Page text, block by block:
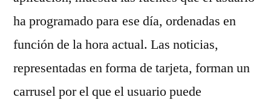
ha programado para ese día, ordenadas en
función de la hora actual. Las noticias,
representadas en forma de tarjeta, forman un
carrusel por el que el usuario puede